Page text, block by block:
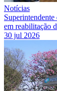
Notícias
em reabilitação
30 jul 2026